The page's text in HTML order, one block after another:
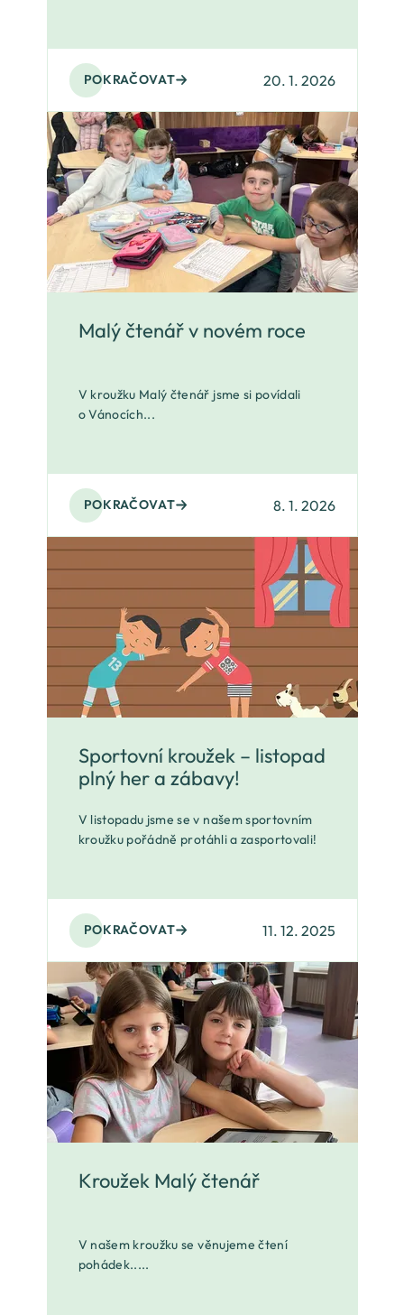
POKRAČOVAT 20. 1. 2026
Malý čtenář v novém roce
V kroužku Malý čtenář jsme si povídali
o Vánocích...
POKRAČOVAT 8. 1. 2026
Sportovní kroužek – listopad
plný her a zábavy!
V listopadu jsme se v našem sportovním
kroužku pořádně protáhli a zasportovali!
POKRAČOVAT 11. 12. 2025
Kroužek Malý čtenář
V našem kroužku se věnujeme čtení
pohádek.....